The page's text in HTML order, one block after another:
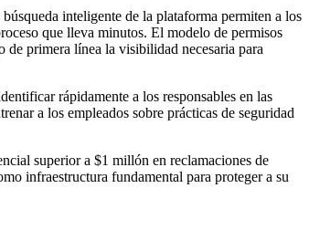
inteligente de la plataforma permiten a los
que lleva minutos. El modelo de permisos
de primera línea la visibilidad necesaria para
rápidamente a los responsables en las
a los empleados sobre prácticas de seguridad
superior a $1 millón en reclamaciones de
infraestructura fundamental para proteger a su